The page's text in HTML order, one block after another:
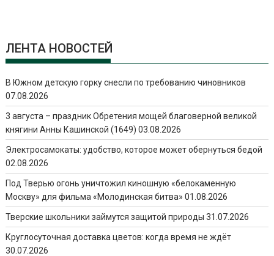
ЛЕНТА НОВОСТЕЙ
В Южном детскую горку снесли по требованию чиновников
07.08.2026
3 августа – праздник Обретения мощей благоверной великой
княгини Анны Кашинской (1649) 03.08.2026
Электросамокаты: удобство, которое может обернуться бедой
02.08.2026
Под Тверью огонь уничтожил киношную «белокаменную
Москву» для фильма «Молодинская битва» 01.08.2026
Тверские школьники займутся защитой природы 31.07.2026
Круглосуточная доставка цветов: когда время не ждёт
30.07.2026